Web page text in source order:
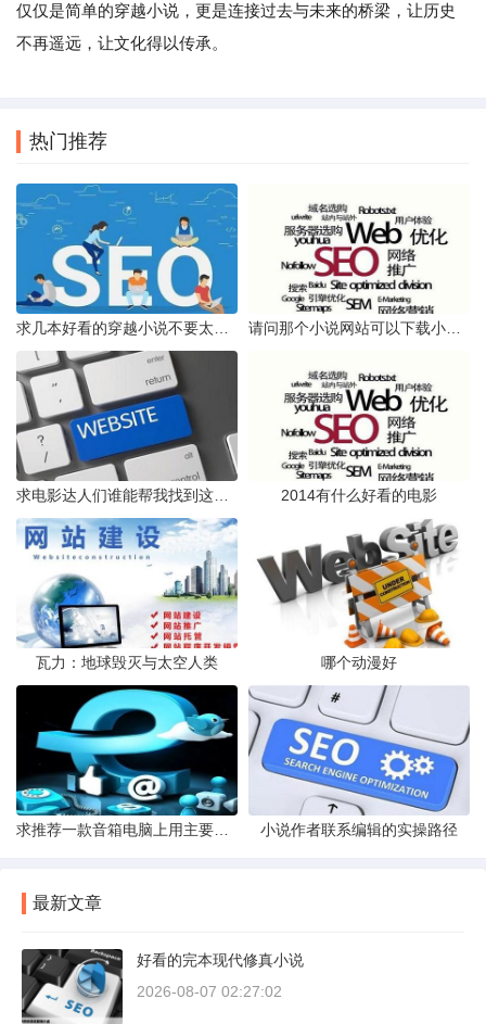
仅仅是简单的穿越小说，更是连接过去与未来的桥梁，让历史
不再遥远，让文化得以传承。
热门推荐
2014有什么好看的电影
瓦力：地球毁灭与太空人类 哪个动漫好
小说作者联系编辑的实操路径
最新文章
好看的完本现代修真小说
2026-08-07 02:27:02